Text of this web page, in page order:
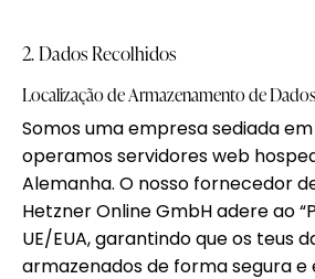
2. Dados Recolhidos
Localização de Armazenamento de Dados
Somos uma empresa sediada
operamos servidores web
Alemanha. O nosso fornecedor
Hetzner Online GmbH adere ao
UE/EUA, garantindo que os teus
armazenados de forma segura